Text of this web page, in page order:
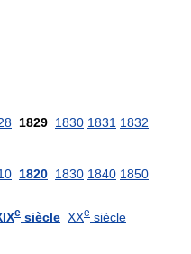
1829 1830 1831 1832
1820 1830 1840 1850
e siècle XXe siècle